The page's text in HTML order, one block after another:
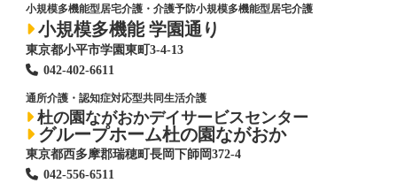
小規模多機能型居宅介護・介護予防小規模多機能型居宅介護
小規模多機能 学園通り
東京都小平市学園東町3-4-13
042-402-6611
通所介護・認知症対応型共同生活介護
杜の園ながおかデイサービスセンター
グループホーム杜の園ながおか
東京都西多摩郡瑞穂町長岡下師岡372-4
042-556-6511